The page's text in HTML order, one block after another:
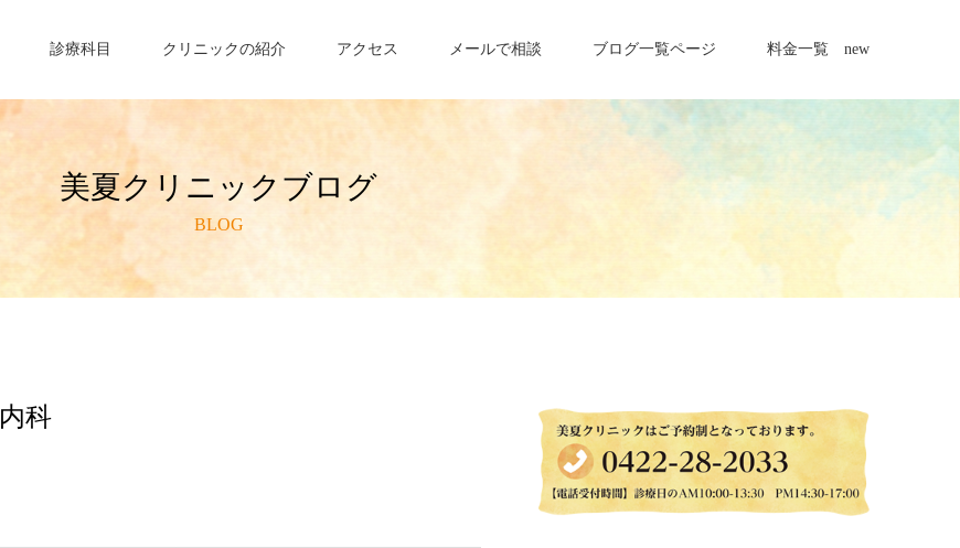
診療科目 クリニックの紹介 アクセス メールで相談 ブログ一覧ページ 料金一覧 new
美夏クリニックブログ
BLOG
内科